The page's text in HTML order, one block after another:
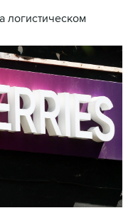
логистическом